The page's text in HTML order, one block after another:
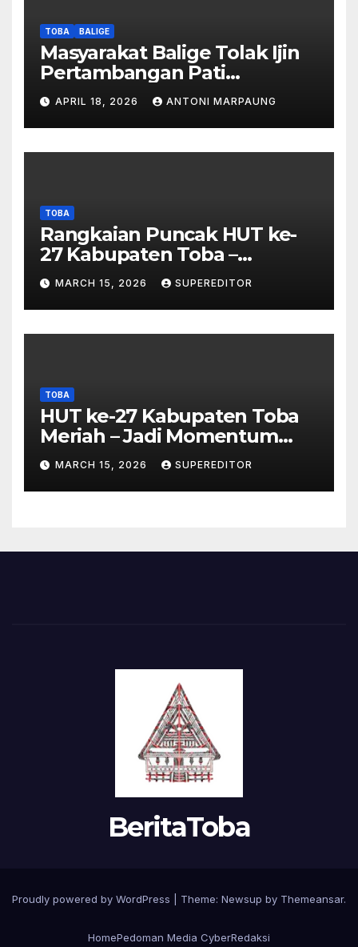
Dipalsukan
TOBA BALIGE
Masyarakat Balige Tolak Ijin
Pertambangan Pati
Simanjuntak – btc Akan
Investigasi Proses Perijinan
APRIL 18, 2026 ANTONI MARPAUNG
TOBA
Rangkaian Puncak HUT ke-
27 Kabupaten Toba –
Panjatkan Doa Untuk
Kesejahteraan
MARCH 15, 2026 SUPEREDITOR
TOBA
HUT ke-27 Kabupaten Toba
Meriah – Jadi Momentum
Perkuat Sinergi
Pembangunan Kawasan
Danau Toba
MARCH 15, 2026 SUPEREDITOR
BeritaToba
Proudly powered by WordPress Theme: Newsup by Themeansar.
HomePedoman Media CyberRedaksi